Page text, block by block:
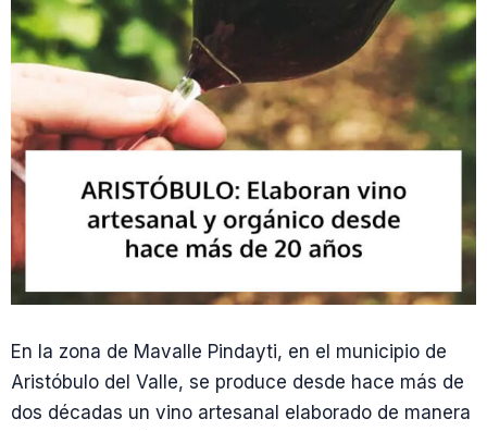
En la zona de Mavalle Pindayti, en el municipio de
Aristóbulo del Valle, se produce desde hace más de
dos décadas un vino artesanal elaborado de manera